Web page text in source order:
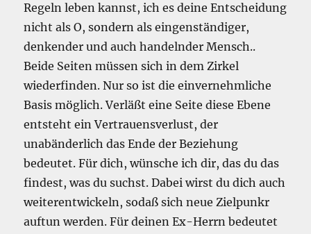
Regeln leben kannst, ich es deine Entscheidung
nicht als O, sondern als eingenständiger,
denkender und auch handelnder Mensch..
Beide Seiten müssen sich in dem Zirkel
wiederfinden. Nur so ist die einvernehmliche
Basis möglich. Verläßt eine Seite diese Ebene
entsteht ein Vertrauensverlust, der
unabänderlich das Ende der Beziehung
bedeutet. Für dich, wünsche ich dir, das du das
findest, was du suchst. Dabei wirst du dich auch
weiterentwickeln, sodaß sich neue Zielpunkr
auftun werden. Für deinen Ex-Herrn bedeutet